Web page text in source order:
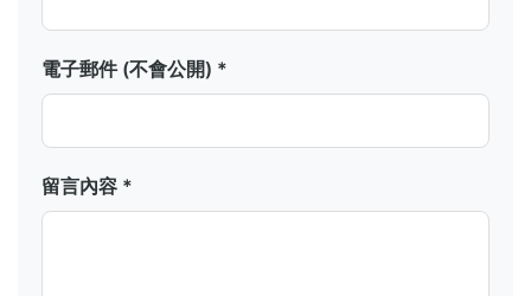
電子郵件 (不會公開) *
留言內容 *